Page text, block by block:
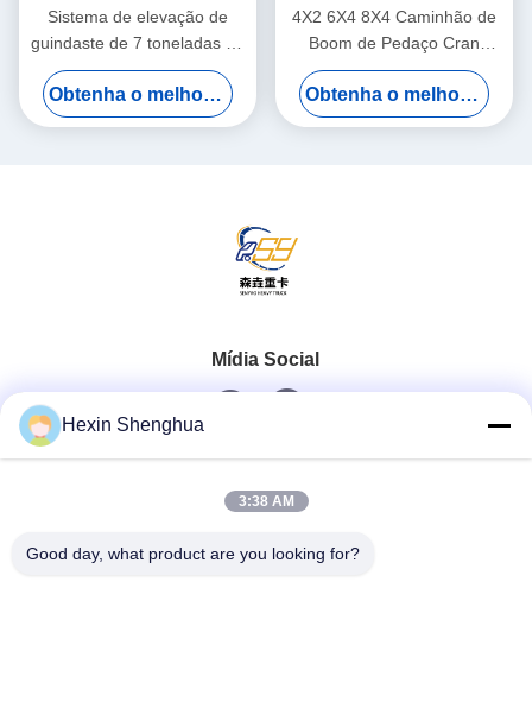
Sistema de elevação de
guindaste de 7 toneladas de
mão direita hidráulica
Obtenha o melhor preço
4X2 6X4 8X4 Caminhão de
Boom de Pedaço Cran
montado 2 - 220 toneladas
Caminhão de Cranes de
Quebra-cabeça
Obtenha o melhor preço
Mídia Social
Contato rápido
Hexin Shenghua
3:38 AM
Good day, what product are you looking for?